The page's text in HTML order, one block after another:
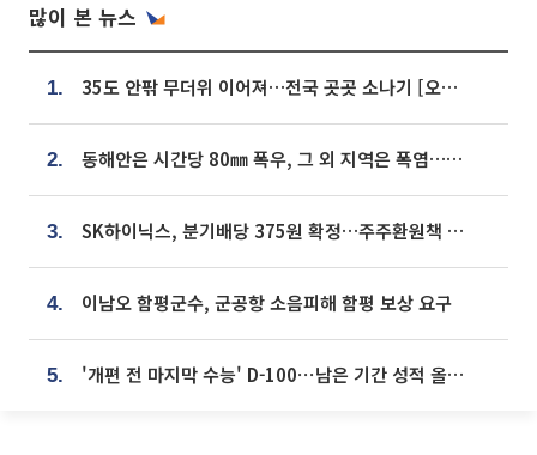
많이 본 뉴스
1. 35도 안팎 무더위 이어져…전국 곳곳 소나기 [오늘 날씨]
2. 동해안은 시간당 80㎜ 폭우, 그 외 지역은 폭염…‘극과 극 날씨’
3. SK하이닉스, 분기배당 375원 확정…주주환원책 9월로 앞당겨 발표
4. 이남오 함평군수, 군공항 소음피해 함평 보상 요구
5. '개편 전 마지막 수능' D-100⋯남은 기간 성적 올릴 전략은